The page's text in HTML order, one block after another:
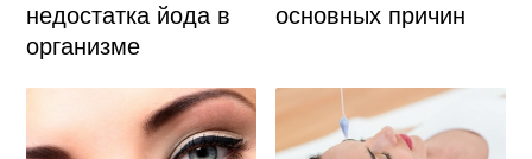
недостатка йода в
организме
основных причин